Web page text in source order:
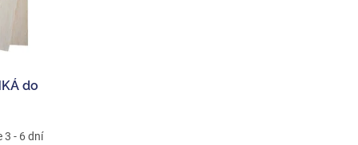
do
3 - 6 dní